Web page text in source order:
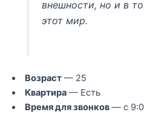
внешности, но и в
этот мир.
Возраст— 25
Квартира— Есть
Время для звонков— с